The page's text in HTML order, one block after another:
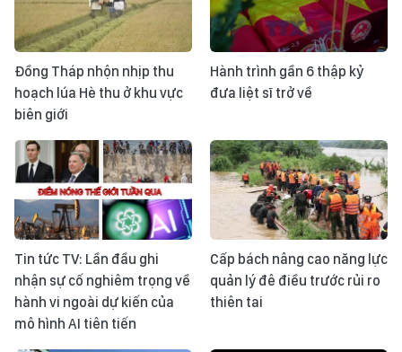
Đồng Tháp nhộn nhịp thu
hoạch lúa Hè thu ở khu vực
biên giới
Hành trình gần 6 thập kỷ
đưa liệt sĩ trở về
Tin tức TV: Lần đầu ghi
nhận sự cố nghiêm trọng về
hành vi ngoài dự kiến của
mô hình AI tiên tiến
Cấp bách nâng cao năng lực
quản lý đê điều trước rủi ro
thiên tai